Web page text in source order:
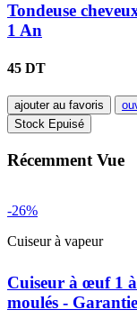
Tondeuse
1 An
45 DT
ajouter au favoris
Stock Epuisé
Récemment Vue
-26%
Cuiseur à vapeur
Cuiseur à œuf 1
moulés -